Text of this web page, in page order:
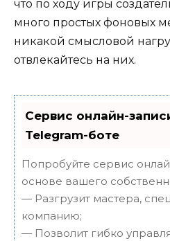
что по ходу игры
много простых фоновых
никакой смысловой
отвлекайтесь на них.
Сервис онлайн-
Telegram-боте
Попробуйте сервис
основе вашего
— Разгрузит мастера,
компанию;
— Позволит гибко